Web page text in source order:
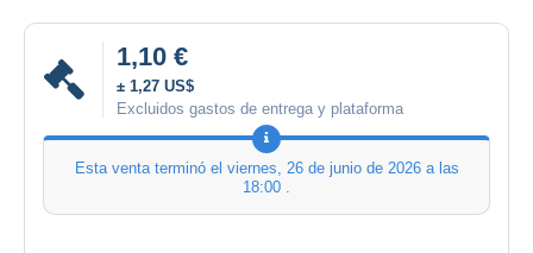
1,10 €
± 1,27 US$
Excluidos gastos de entrega y plataforma
Esta venta terminó el viernes, 26 de junio de 2026 a las
18:00